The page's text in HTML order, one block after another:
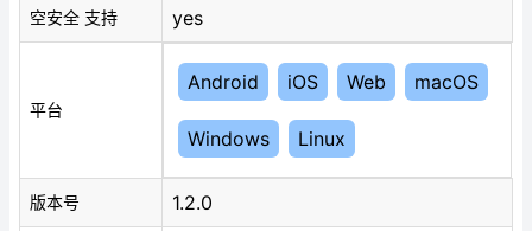
空安全 支持 yes
平台
Android iOS Web macOS
Windows Linux
版本号 1.2.0